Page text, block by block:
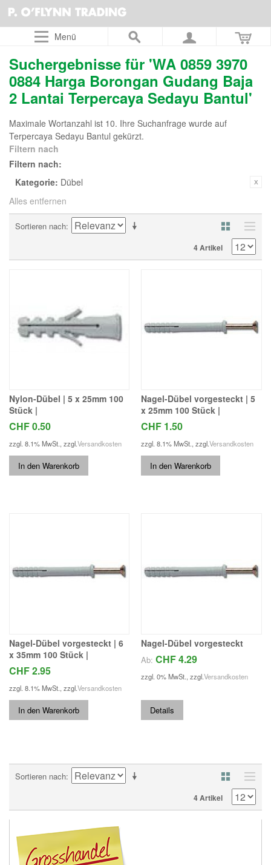
Menü
Suchergebnisse für 'WA 0859 3970
0884 Harga Borongan Gudang Baja
2 Lantai Terpercaya Sedayu Bantul'
Maximale Wortanzahl ist 10. Ihre Suchanfrage wurde auf
Terpercaya Sedayu Bantul gekürzt.
Filtern nach
Filtern nach:
Kategorie: Dübel
Alles entfernen
Sortieren nach
4 Artikel
Nylon-Dübel | 5 x 25mm 100
Stück |
CHF 0.50
zzgl. 8.1% MwSt., zzgl.Versandkosten
In den Warenkorb
Nagel-Dübel vorgesteckt | 5
x 25mm 100 Stück |
CHF 1.50
zzgl. 8.1% MwSt.,zzgl.Versandkosten
In den Warenkorb
Nagel-Dübel vorgesteckt | 6
x 35mm 100 Stück |
CHF 2.95
zzgl. 8.1% MwSt., zzgl.Versandkosten
In den Warenkorb
Nagel-Dübel vorgesteckt
Ab: CHF 4.29
zzgl. 0% MwSt.,zzgl.Versandkosten
Details
Sortieren nach
4 Artikel